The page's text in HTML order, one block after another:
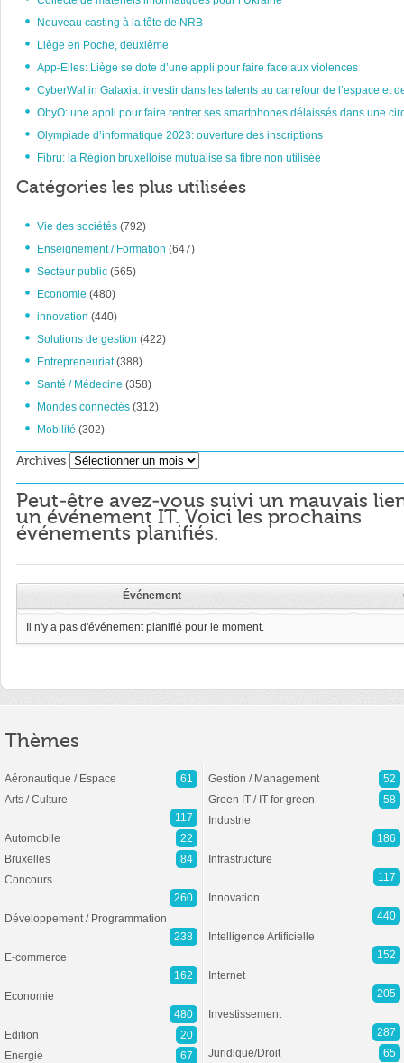
Nouveau casting à la tête de NRB
Liège en Poche, deuxième
App-Elles: Liège se dote d’une appli pour faire face aux violences
CyberWal in Galaxia: investir dans les talents au carrefour de l’espace et
ObyO: une appli pour faire rentrer ses smartphones délaissés dans une
Olympiade d’informatique 2023: ouverture des inscriptions
Fibru: la Région bruxelloise mutualise sa fibre non utilisée
Catégories les plus utilisées
Vie des sociétés (792)
Enseignement / Formation (647)
Secteur public (565)
Economie (480)
innovation (440)
Solutions de gestion (422)
Entrepreneuriat(388)
Santé / Médecine (358)
Mondes connectés (312)
Mobilité (302)
Archives Archives
Peut-être avez-vous suivi un mauvais
un événement IT. Voici les prochains
événements planifiés.
Événement
Il n'y a pas d'événement planifié pour le moment.
Thèmes
Aéronautique / Espace
61
Arts / Culture
117
Automobile
22
Bruxelles
84
Concours
260
Développement / Programmation
238
E-commerce
162
Economie
480
Edition
20
Energie
67
Gestion / Management
52
Green IT / IT for green
58
Industrie
186
Infrastructure
117
Innovation
440
Intelligence Artificielle
152
Internet
205
Investissement
287
Juridique/Droit
65